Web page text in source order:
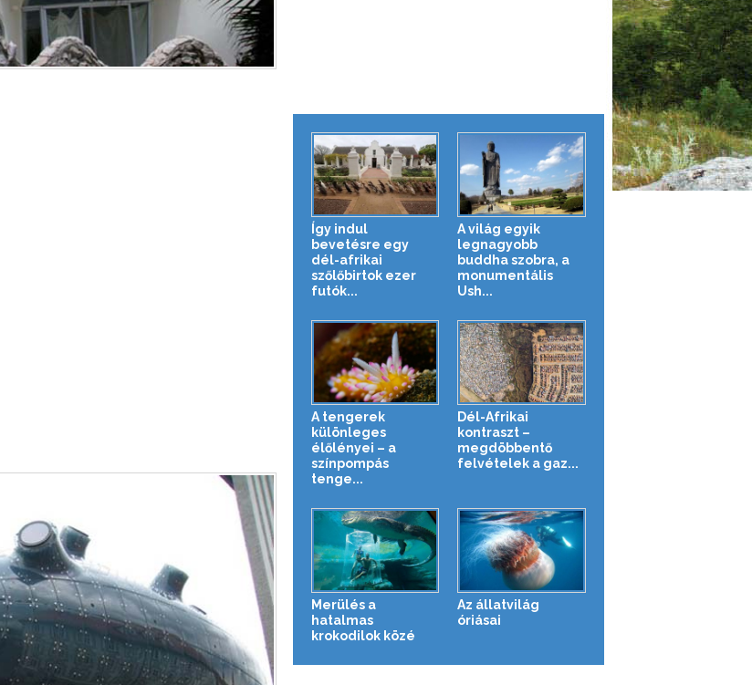
Így indul
bevetésre egy
dél-afrikai
szőlőbirtok ezer
futók...
A világ egyik
legnagyobb
buddha szobra, a
monumentális
Ush...
A tengerek
különleges
élőlényei – a
színpompás
tenge...
Dél-Afrikai
kontraszt –
megdöbbentő
felvételek a gaz...
Merülés a
hatalmas
krokodilok közé
Az állatvilág
óriásai